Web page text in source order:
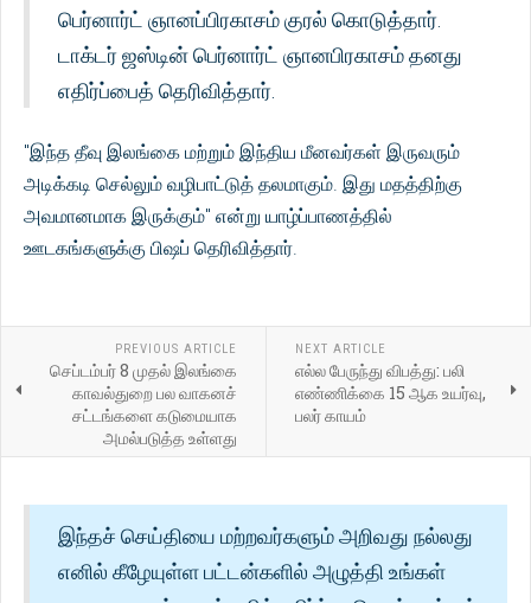
பெர்னார்ட் ஞானப்பிரகாசம் குரல் கொடுத்தார்.
டாக்டர் ஜஸ்டின் பெர்னார்ட் ஞானபிரகாசம் தனது
எதிர்ப்பைத் தெரிவித்தார்.
"இந்த தீவு இலங்கை மற்றும் இந்திய மீனவர்கள் இருவரும்
அடிக்கடி செல்லும் வழிபாட்டுத் தலமாகும். இது மதத்திற்கு
அவமானமாக இருக்கும்" என்று யாழ்ப்பாணத்தில்
ஊடகங்களுக்கு பிஷப் தெரிவித்தார்.
PREVIOUS ARTICLE
செப்டம்பர் 8 முதல் இலங்கை
காவல்துறை பல வாகனச்
சட்டங்களை கடுமையாக
அமல்படுத்த உள்ளது
NEXT ARTICLE
எல்ல பேருந்து விபத்து: பலி
எண்ணிக்கை 15 ஆக உயர்வு,
பலர் காயம்
இந்தச் செய்தியை மற்றவர்களும் அறிவது நல்லது
எனில் கீழேயுள்ள பட்டன்களில் அழுத்தி உங்கள்